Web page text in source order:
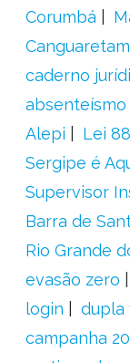
Corumbá
caderno
Alepi
Lei
Sergipe é
Supervisor
Barra de
Rio Grande
evasão zero
login
dupla
campanha